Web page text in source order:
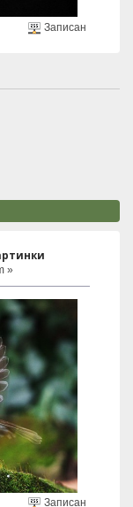
Записан
»
Записан